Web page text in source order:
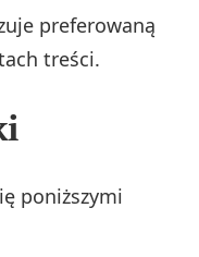
preferowaną
treści.
poniższymi